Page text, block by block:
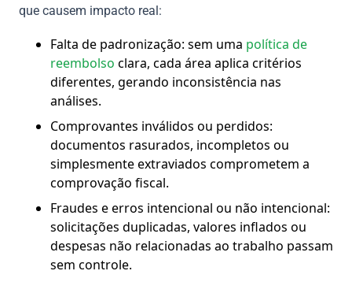
que causem impacto real:
Falta de padronização: sem uma política de
reembolso clara, cada área aplica critérios
diferentes, gerando inconsistência nas
análises.
Comprovantes inválidos ou perdidos:
documentos rasurados, incompletos ou
simplesmente extraviados comprometem a
comprovação fiscal.
Fraudes e erros intencional ou não intencional:
solicitações duplicadas, valores inflados ou
despesas não relacionadas ao trabalho passam
sem controle.